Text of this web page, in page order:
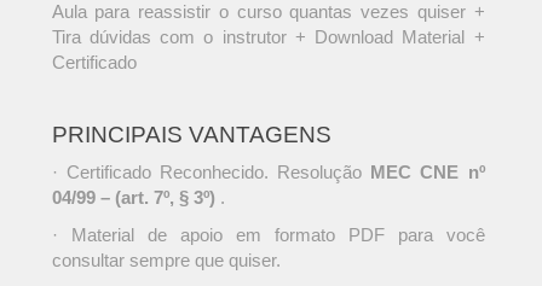
Aula para reassistir o curso quantas vezes quiser +
Tira dúvidas com o instrutor + Download Material +
Certificado
PRINCIPAIS VANTAGENS
· Certificado Reconhecido. Resolução MEC CNE nº
04/99 – (art. 7º, § 3º) .
· Material de apoio em formato PDF para você
consultar sempre que quiser.